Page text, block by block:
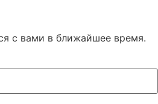
с вами в ближайшее время.